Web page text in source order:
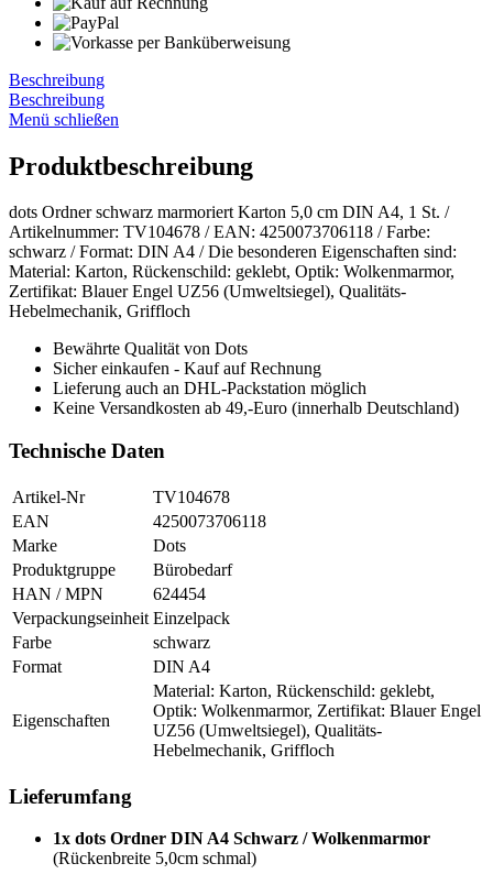
Beschreibung
Beschreibung
Menü schließen
Produktbeschreibung
dots Ordner schwarz marmoriert Karton 5,0 cm DIN A4, 1 St. /
Artikelnummer: TV104678 / EAN: 4250073706118 / Farbe:
schwarz / Format: DIN A4 / Die besonderen Eigenschaften sind:
Material: Karton, Rückenschild: geklebt, Optik: Wolkenmarmor,
Zertifikat: Blauer Engel UZ56 (Umweltsiegel), Qualitäts-
Hebelmechanik, Griffloch
Bewährte Qualität von Dots
Sicher einkaufen - Kauf auf Rechnung
Lieferung auch an DHL-Packstation möglich
Keine Versandkosten ab 49,-Euro (innerhalb Deutschland)
Technische Daten
Artikel-Nr
TV104678
EAN
4250073706118
Marke
Dots
Produktgruppe
Bürobedarf
HAN / MPN
624454
Verpackungseinheit Einzelpack
Farbe
schwarz
Format
DIN A4
Eigenschaften
Material: Karton, Rückenschild: geklebt,
Optik: Wolkenmarmor, Zertifikat: Blauer Engel
UZ56 (Umweltsiegel), Qualitäts-
Hebelmechanik, Griffloch
Lieferumfang
1x dots Ordner DIN A4 Schwarz / Wolkenmarmor
(Rückenbreite 5,0cm schmal)